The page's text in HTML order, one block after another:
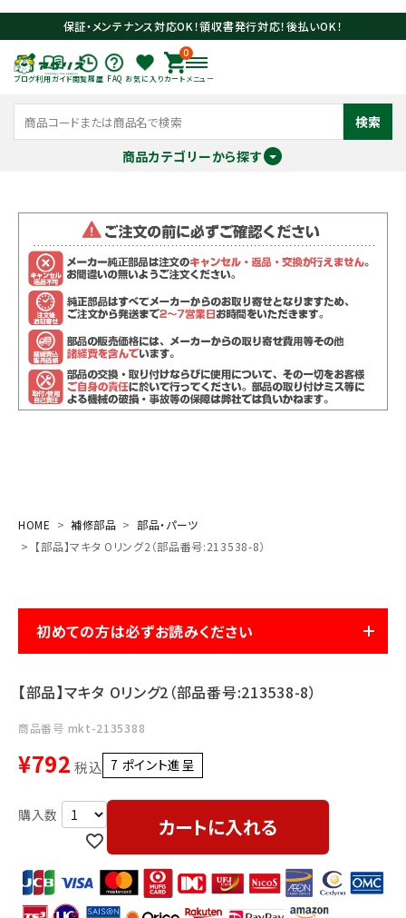
保証・メンテナンス対応OK！領収書発行対応！後払いOK！
ブログ利用ガイド閲覧履歴 FAQ お気に入り
0
カート メニュー
検索
商品カテゴリーから探す
ログイン person 会員登録
search
農業機械
作業用品
レンタル
ブログ
利用ガイド
HOME 補修部品
部品・パーツ
【部品】マキタ Oリング2（部品番号:213538-8）
初めての方は必ずお読みください
【部品】マキタ Oリング2（部品番号:213538-8）
商品番号 mkt-2135388
¥792 税込 7 ポイント進呈 ]
カートに入れる